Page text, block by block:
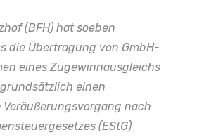
(BFH) hat soeben
die Übertragung von GmbH-
eines Zugewinnausgleichs
einen
nach
(EStG)